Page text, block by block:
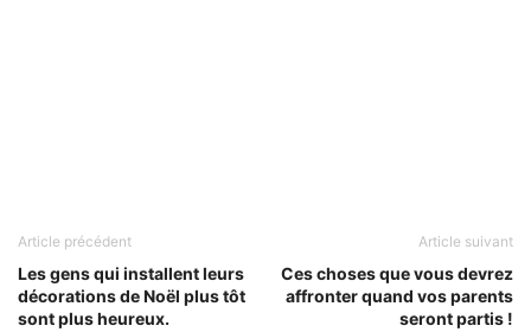
Article précédent
Les gens qui installent leurs
décorations de Noël plus tôt
sont plus heureux.
Article suivant
Ces choses que vous devrez
affronter quand vos parents
seront partis !